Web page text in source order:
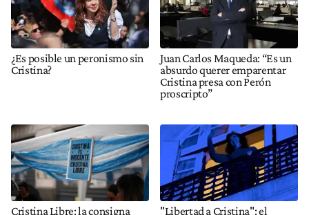
¿Es posible un peronismo sin
Cristina?
Juan Carlos Maqueda: “Es un
absurdo querer emparentar
Cristina presa con Perón
proscripto”
Cristina Libre: la consigna "Libertad a Cristina": el